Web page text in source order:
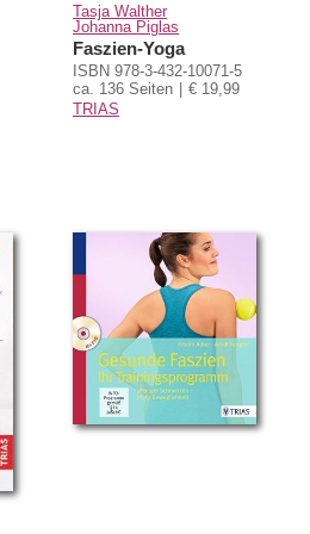
Tasja Walther
Johanna Piglas
Faszien-Yoga
ISBN 978-3-432-10071-5
ca. 136 Seiten
€ 19,99
TRIAS